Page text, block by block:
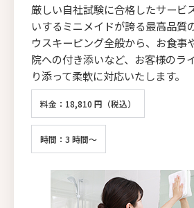
厳しい自社試験に合格したサービ
いするミニメイドが誇る最高品質
ウスキーピング全般から、お食事
院への付き添いなど、お客様のラ
り添って柔軟に対応いたします。
料金：18,810 円（税込）
時間：3 時間～